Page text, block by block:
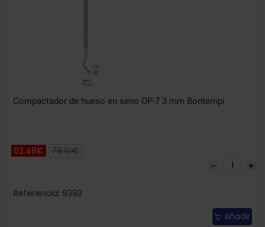
Compactador de hueso en seno OP-7 3 mm Bontempi
62.48€ 78.10€
Referencia: 9393
Añadir